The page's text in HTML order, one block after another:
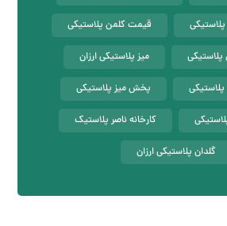
قیمت کلمن پلاستیکی
میز پلاستیکی ارزان
پخش میز پلاستیکی
کارخانه ناصر پلاستیک
گلدان پلاستیکی ارزان